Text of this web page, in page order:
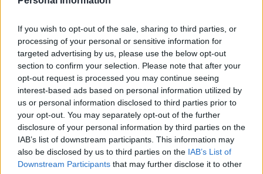
If you wish to opt-out of the sale, sharing to third parties, or
processing of your personal or sensitive information for
targeted advertising by us, please use the below opt-out
section to confirm your selection. Please note that after your
opt-out request is processed you may continue seeing
interest-based ads based on personal information utilized by
us or personal information disclosed to third parties prior to
your opt-out. You may separately opt-out of the further
disclosure of your personal information by third parties on the
IAB’s list of downstream participants. This information may
also be disclosed by us to third parties on the IAB’s List of
Downstream Participants that may further disclose it to other
Edellinen artikkeli
KuPS julkaisi uuden sopimuksen
hauskalla tavalla – ”Ihan täysi
Seuraava artikkeli
Barcelona isoissa veloissa –
Liverpoolille maksamatta 29